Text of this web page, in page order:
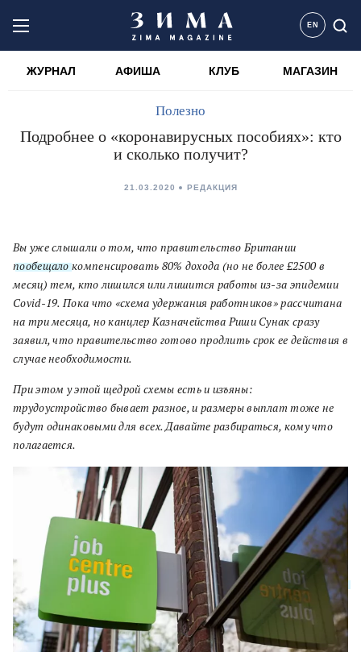
EN
ЖУРНАЛ АФИША КЛУБ МАГАЗИН
Полезно
Подробнее о «коронавирусных пособиях»: кто
и сколько получит?
21.03.2020 РЕДАКЦИЯ
Вы уже слышали о том, что правительство Британии
пообещалокомпенсировать 80% дохода (но не более £2500 в
месяц) тем, кто лишился или лишится работы из-за эпидемии
Covid-19. Пока что «схема удержания работников» рассчитана
на три месяца, но канцлер Казначейства Риши Сунак сразу
заявил, что правительство готово продлить срок ее действия в
случае необходимости.
При этом у этой щедрой схемы есть и изъяны:
трудоустройство бывает разное, и размеры выплат тоже не
будут одинаковыми для всех. Давайте разбираться, кому что
полагается.